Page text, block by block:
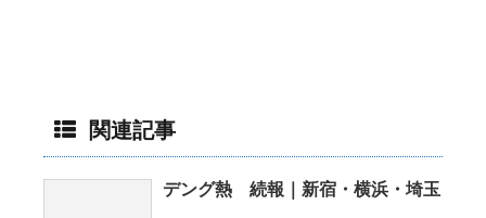
関連記事
デング熱 続報｜新宿・横浜・埼玉